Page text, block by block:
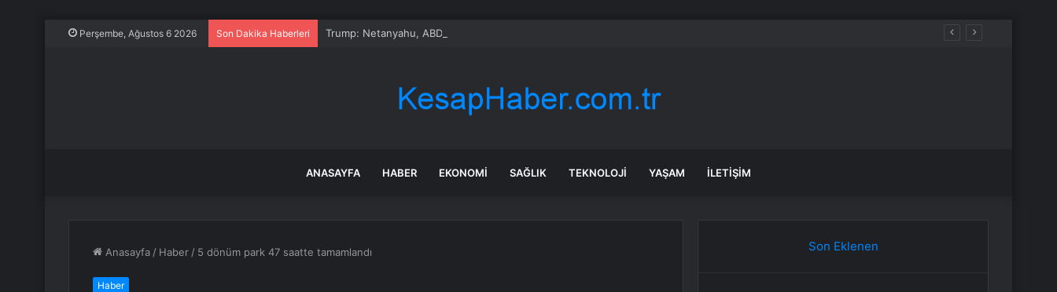
Perşembe, Ağustos 6 2026 Son Dakika Haberleri Trump: Netanyahu, ABD’de bulunduğu süre boyunca tutuklanmayacak
ANASAYFA HABER EKONOMI SAĞLIK TEKNOLOJI YAŞAM İLETIŞIM
Anasayfa / Haber / 5 dönüm park 47 saatte tamamlandı
Haber
Son Eklenen